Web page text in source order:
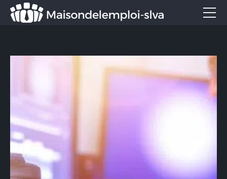
Formation
Services
CONTACT